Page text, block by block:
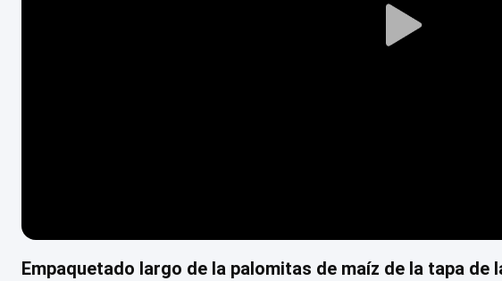
Play
Empaquetado largo de la palomitas de maíz de la tapa de